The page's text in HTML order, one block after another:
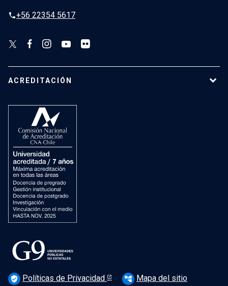
phone+56 22354 5617
ACREDITACIÓN
verified_user Políticas de Privacidad account_tree Mapa del sitio